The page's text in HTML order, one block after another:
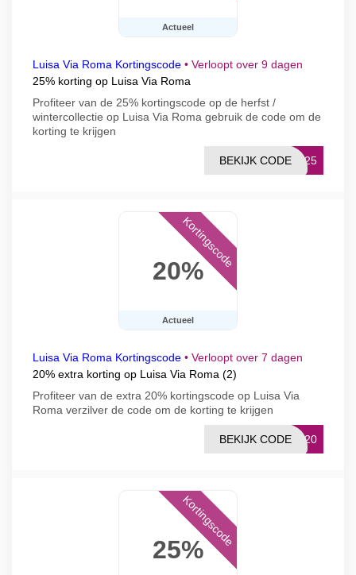
Actueel
Luisa Via Roma Kortingscode • Verloopt over 9 dagen
25% korting op Luisa Via Roma
Profiteer van de 25% kortingscode op de herfst /
wintercollectie op Luisa Via Roma gebruik de code om de
korting te krijgen
LW25
BEKIJK CODE
20%
Actueel
Kortingscode
Luisa Via Roma Kortingscode • Verloopt over 7 dagen
20% extra korting op Luisa Via Roma (2)
Profiteer van de extra 20% kortingscode op Luisa Via
Roma verzilver de code om de korting te krijgen
WE20
BEKIJK CODE
25%
Kortingscode